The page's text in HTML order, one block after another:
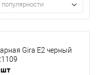
популярности
Gira E2 черный